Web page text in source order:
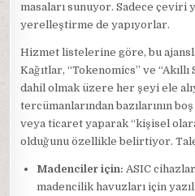
masaları sunuyor. Sadece çeviri
yerelleştirme de yapıyorlar.
Hizmet listelerine göre, bu
Kağıtlar, “Tokenomics” ve
dahil olmak üzere her şeyi ele
tercümanlarından bazılarının
veya ticaret yaparak “kişisel
olduğunu özellikle belirtiyor.
Madenciler için: ASIC
madencilik havuzları için